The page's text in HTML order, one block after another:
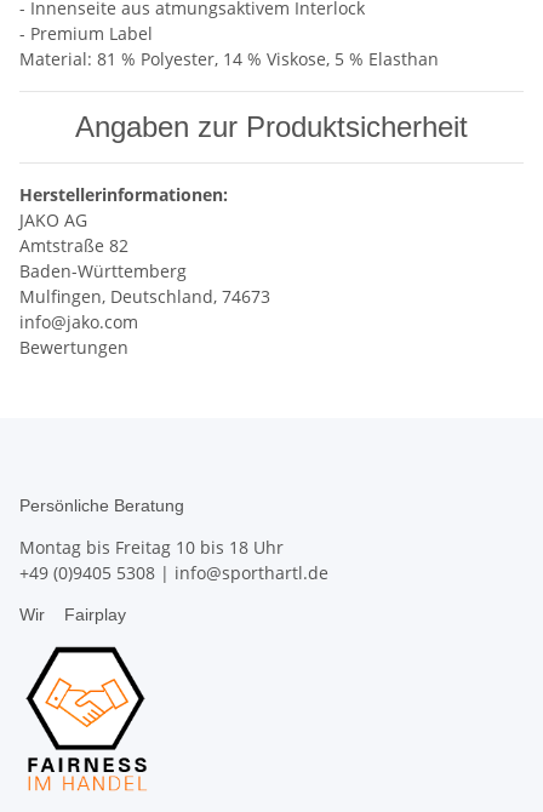
- Innenseite aus atmungsaktivem Interlock
- Premium Label
Material: 81 % Polyester, 14 % Viskose, 5 % Elasthan
Angaben zur Produktsicherheit
Herstellerinformationen:
JAKO AG
Amtstraße 82
Baden-Württemberg
Mulfingen, Deutschland, 74673
info@jako.com
Bewertungen
Persönliche Beratung
Montag bis Freitag 10 bis 18 Uhr
+49 (0)9405 5308 | info@sporthartl.de
Wir Fairplay